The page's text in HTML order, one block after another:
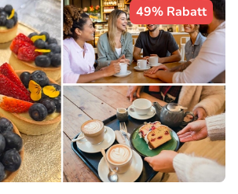
49% Rabatt